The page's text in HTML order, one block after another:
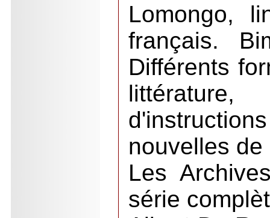
Lomongo,
français.
Différents
nouvelles
Les
série